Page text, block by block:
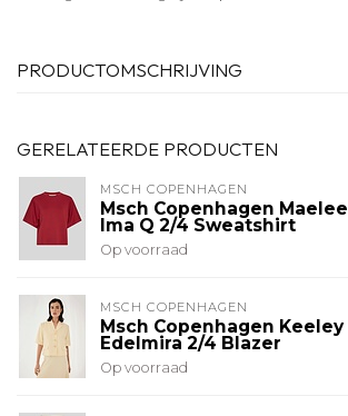
PRODUCTOMSCHRIJVING
GERELATEERDE PRODUCTEN
MSCH COPENHAGEN
Msch Copenhagen Maelee
Ima Q 2/4 Sweatshirt
Op voorraad
MSCH COPENHAGEN
Msch Copenhagen Keeley
Edelmira 2/4 Blazer
Op voorraad